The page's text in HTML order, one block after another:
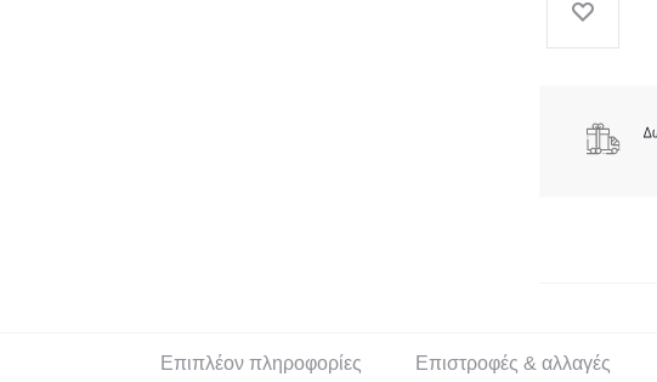
ποσότητα
Επιπλέον πληροφορίες Επιστροφές & αλλαγές